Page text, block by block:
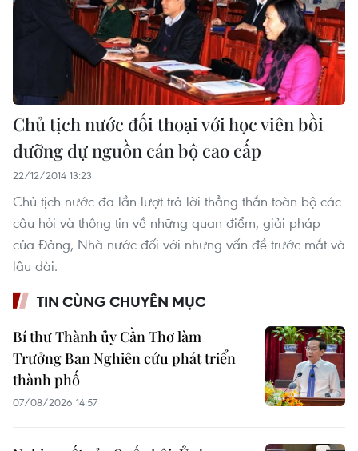
Chủ tịch nước đối thoại với học viên bồi
dưỡng dự nguồn cán bộ cao cấp
22/12/2014 13:23
Chủ tịch nước đã lần lượt trả lời thẳng thắn toàn bộ các
câu hỏi và thông tin về những quan điểm, giải pháp
của Đảng, Nhà nước đối với những vấn đề trước mắt và
lâu dài.
TIN CÙNG CHUYÊN MỤC
Bí thư Thành ủy Cần Thơ làm
Trưởng Ban Nghiên cứu phát triển
thành phố
07/08/2026 14:57